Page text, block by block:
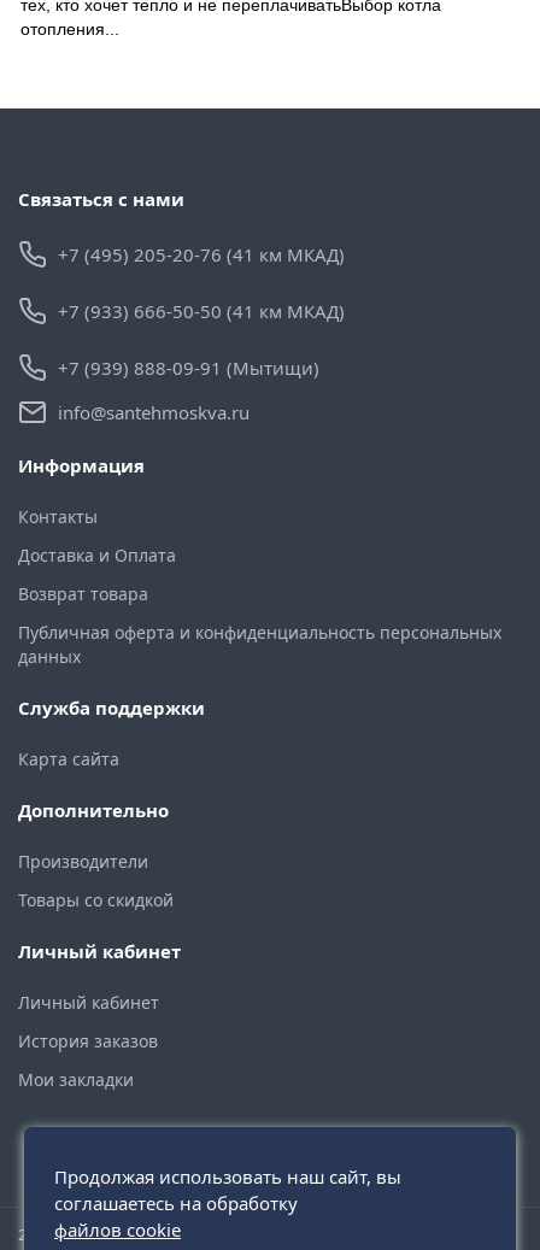
тех, кто хочет тепло и не переплачиватьВыбор котла
отопления...
Связаться с нами
+7 (495) 205-20-76 (41 км МКАД)
+7 (933) 666-50-50 (41 км МКАД)
+7 (939) 888-09-91 (Мытищи)
info@santehmoskva.ru
Информация
Контакты
Доставка и Оплата
Возврат товара
Публичная оферта и конфиденциальность персональных
данных
Служба поддержки
Карта сайта
Дополнительно
Производители
Товары со скидкой
Личный кабинет
Личный кабинет
История заказов
Мои закладки
2015 - 2026 © santehmoskva.ru — интернет-магазин сантехники
Продолжая использовать наш сайт, вы
соглашаетесь на обработку
файлов cookie